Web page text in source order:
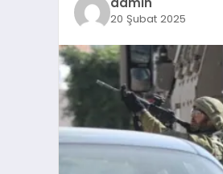
20 Şubat 2025